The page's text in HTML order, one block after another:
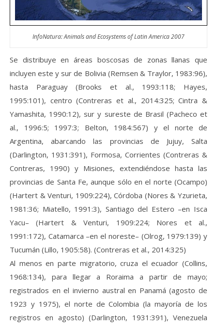
InfoNatura: Animals and Ecosystems of Latin America 2007
Se distribuye en áreas boscosas de zonas llanas que
incluyen este y sur de Bolivia (Remsen & Traylor, 1983:96),
hasta Paraguay (Brooks et al., 1993:118; Hayes,
1995:101), centro (Contreras et al., 2014:325; Cintra &
Yamashita, 1990:12), sur y sureste de Brasil (Pacheco et
al., 1996:5; 1997:3; Belton, 1984:567) y el norte de
Argentina, abarcando las provincias de Jujuy, Salta
(Darlington, 1931:391), Formosa, Corrientes (Contreras &
Contreras, 1990) y Misiones, extendiéndose hasta las
provincias de Santa Fe, aunque sólo en el norte (Ocampo)
(Hartert & Venturi, 1909:224), Córdoba (Nores & Yzurieta,
1981:36; Miatello, 1991:3), Santiago del Estero –en Isca
Yacu– (Hartert & Venturi, 1909:224; Nores et al.,
1991:172), Catamarca –en el noreste– (Olrog, 1979:139) y
Tucumán (Lillo, 1905:58). (Contreras et al., 2014:325)
Al menos en parte migratorio, cruza el ecuador (Collins,
1968:134), para llegar a Roraima a partir de mayo;
registrados en el invierno austral en Panamá (agosto de
1923 y 1975), el norte de Colombia (la mayoría de los
registros en agosto) (Darlington, 1931:391), Venezuela